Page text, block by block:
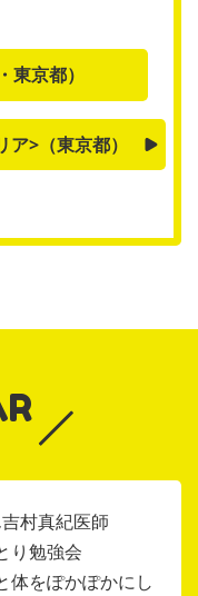
京都）
>（東京都）
村真紀医師
り勉強会
体をぽかぽかにし